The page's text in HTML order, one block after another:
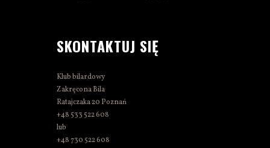
SKONTAKTUJ SIĘ
Klub bilardowy
Zakręcona Bila
Ratajczaka 20 Poznań
+48 533 522 608
lub
+48 730 522 608